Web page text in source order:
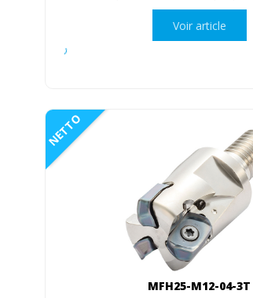
Voir article
NETTO
MFH25-M12-04-3T